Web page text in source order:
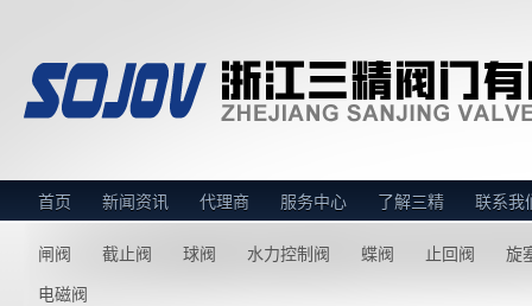
首页 新闻资讯 代理商 服务中心 了解三精 联系我
闸阀 截止阀 球阀 水力控制阀 蝶阀 止回阀
旋
电磁阀